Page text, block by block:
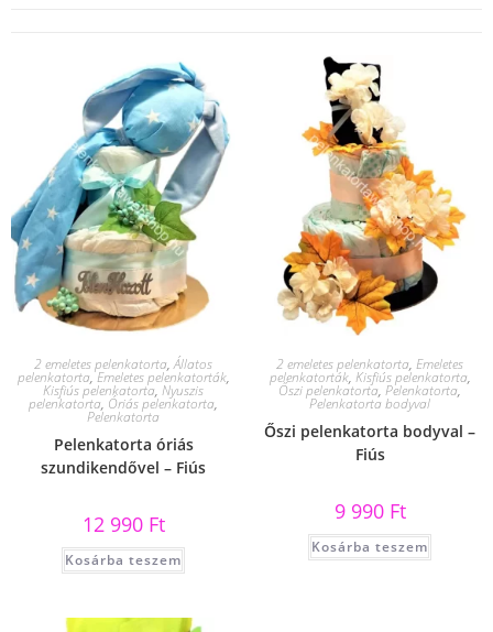
2 emeletes pelenkatorta,Állatos
pelenkatorta,Emeletes pelenkatorták,
Kisfiús pelenkatorta, Nyuszis
pelenkatorta, Óriás pelenkatorta,
Pelenkatorta
Pelenkatorta óriás
szundikendővel – Fiús
12 990 Ft
Kosárba teszem
2 emeletes pelenkatorta, Emeletes
pelenkatorták, Kisfiús pelenkatorta,
Őszi pelenkatorta, Pelenkatorta,
Pelenkatorta bodyval
Őszi pelenkatorta bodyval –
Fiús
9 990 Ft
Kosárba teszem